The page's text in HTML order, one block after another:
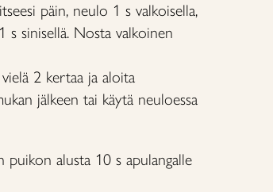
päin, neulo 1 s valkoisella,
s sinisellä. Nosta valkoinen
2 kertaa ja aloita
jälkeen tai käytä neuloessa
alusta 10 s apulangalle